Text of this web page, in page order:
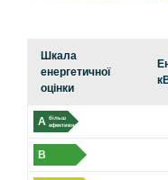
Шкала
енергетичної
оцінки
A
більш
ефективний
B